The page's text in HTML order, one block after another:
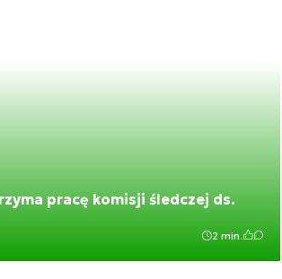
pracę komisji śledczej ds.
2 min.